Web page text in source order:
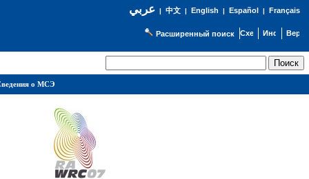
عربي| 中文| English | Español | Français
Расширенный поиск
о МСЭ